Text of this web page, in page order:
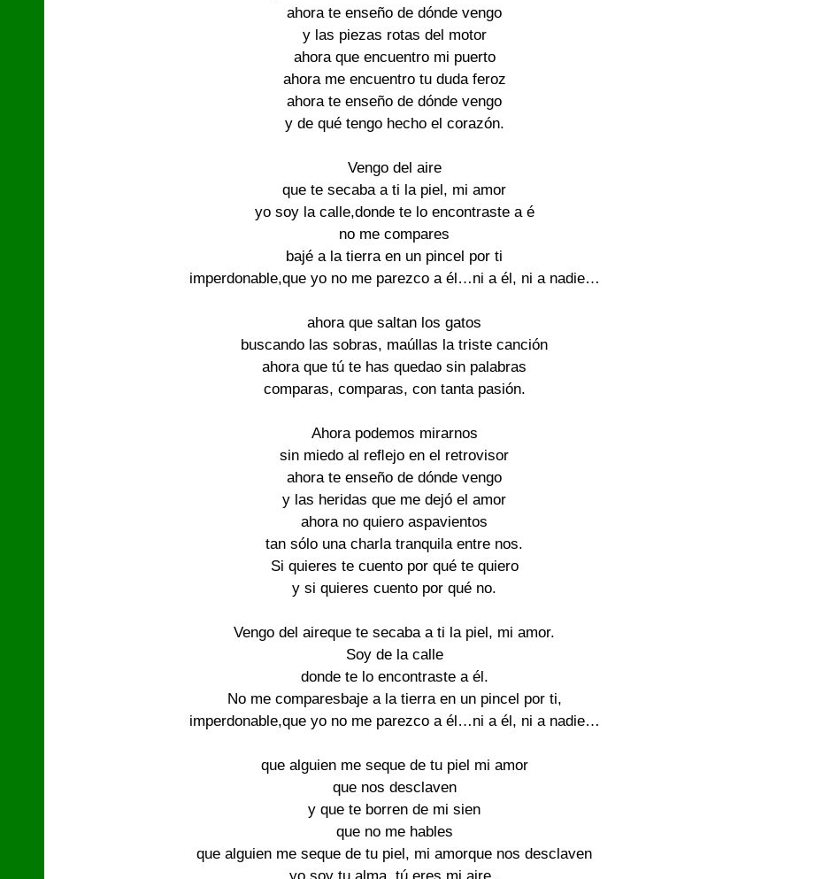
ahora te enseño de dónde vengo
y las piezas rotas del motor
ahora que encuentro mi puerto
ahora me encuentro tu duda feroz
ahora te enseño de dónde vengo
y de qué tengo hecho el corazón.
Vengo del aire
que te secaba a ti la piel, mi amor
yo soy la calle,donde te lo encontraste a é
no me compares
bajé a la tierra en un pincel por ti
imperdonable,que yo no me parezco a él…ni a él, ni a nadie…
ahora que saltan los gatos
buscando las sobras, maúllas la triste canción
ahora que tú te has quedao sin palabras
comparas, comparas, con tanta pasión.
Ahora podemos mirarnos
sin miedo al reﬂejo en el retrovisor
ahora te enseño de dónde vengo
y las heridas que me dejó el amor
ahora no quiero aspavientos
tan sólo una charla tranquila entre nos.
Si quieres te cuento por qué te quiero
y si quieres cuento por qué no.
Vengo del aireque te secaba a ti la piel, mi amor.
Soy de la calle
donde te lo encontraste a él.
No me comparesbaje a la tierra en un pincel por ti,
imperdonable,que yo no me parezco a él…ni a él, ni a nadie…
que alguien me seque de tu piel mi amor
que nos desclaven
y que te borren de mi sien
que no me hables
que alguien me seque de tu piel, mi amorque nos desclaven